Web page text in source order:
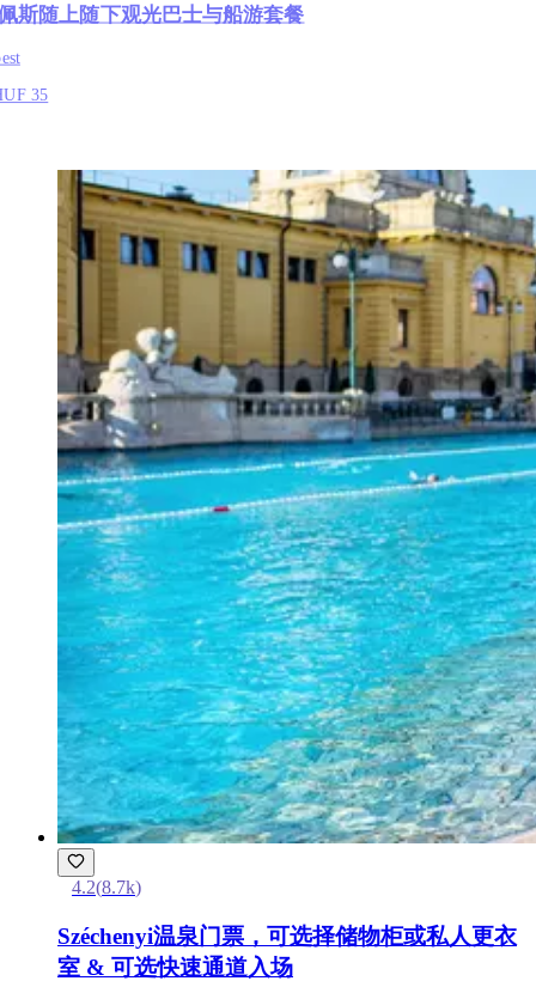
斯随上随下观光巴士与船游套餐
35
4.2(8.7k)
Széchenyi温泉门票，可选择储物柜或私人更衣
室 & 可选快速通道入场